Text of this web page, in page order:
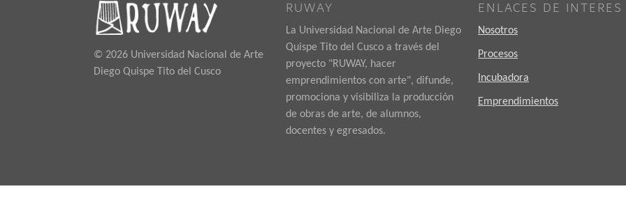
© 2026 Universidad Nacional de Arte
Diego Quispe Tito del Cusco
RUWAY
La Universidad Nacional de Arte Diego
Quispe Tito del Cusco a través del
proyecto "RUWAY, hacer
emprendimientos con arte", difunde,
promociona y visibiliza la producción
de obras de arte, de alumnos,
docentes y egresados.
ENLACES DE INTERES
Nosotros
Procesos
Incubadora
Emprendimientos